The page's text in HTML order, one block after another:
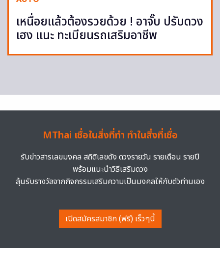
เหนื่อยแล้วต้องรวยด้วย ! อาจั๊บ ปรับดวง
เฮง แนะ ทะเบียนรถเสริมอาชีพ
MThai เชื่อในสิ่งที่ทำ ทำในสิ่งที่เชื่อ
รับข่าวสารเลขมงคล สถิติเลขดัง ดวงรายวัน รายเดือน รายปี
พร้อมแนะนำวิธีเสริมดวง
ลุ้นรับรางวัลจากกิจกรรมเสริมความเป็นมงคลให้กับตัวท่านเอง
เปิดสมัครสมาชิก (ฟรี) เร็วๆนี้